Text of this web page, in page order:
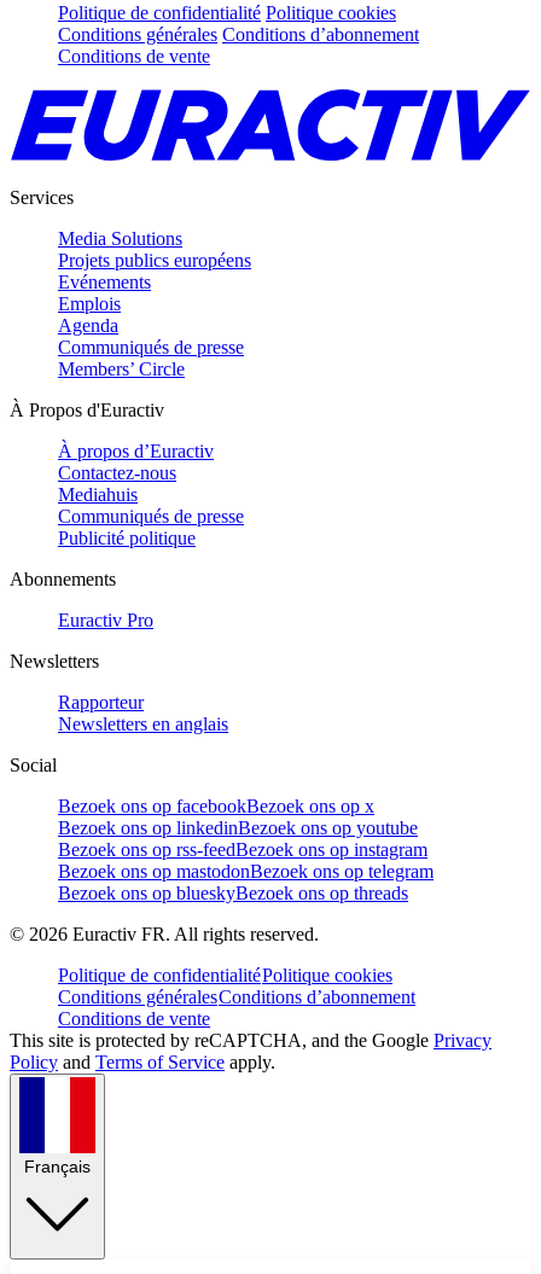
Politique de confidentialité Politique cookies
Conditions générales Conditions d’abonnement
Conditions de vente
Services
Media Solutions
Projets publics européens
Evénements
Emplois
Agenda
Communiqués de presse
Members’ Circle
À Propos d'Euractiv
À propos d’Euractiv
Contactez-nous
Mediahuis
Communiqués de presse
Publicité politique
Abonnements
Euractiv Pro
Newsletters
Rapporteur
Newsletters en anglais
Social
Bezoek ons op facebookBezoek ons op x
Bezoek ons op linkedinBezoek ons op youtube
Bezoek ons op rss-feedBezoek ons op instagram
Bezoek ons op mastodonBezoek ons op telegram
Bezoek ons op blueskyBezoek ons op threads
© 2026 Euractiv FR. All rights reserved.
Politique de confidentialitéPolitique cookies
Conditions généralesConditions d’abonnement
Conditions de vente
This site is protected by reCAPTCHA, and the Google Privacy
Policy and Terms of Service apply.
Français